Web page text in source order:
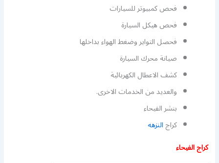
فحص كمبيوتر للسيارات
فحص هيكل السيارة
فحصل التواير وضغط الهواء بداخلها
صيانة محرك السيارة
كشف الاعطال الكهربائية
والعديد من الخدمات الاخرى.
بنشر الفيحاء
كراجالنزهه
كراج الفيحاء